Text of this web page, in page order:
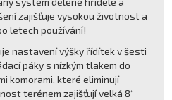
zajišťuje vysokou životnost a
letech používání!
nastavení výšky řídítek v šesti
páky s nízkým tlakem do
komorami, které eliminují
terénem zajišťují velká 8“